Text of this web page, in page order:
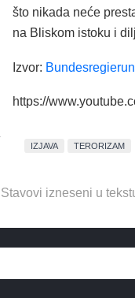
što nikada neće
na Bliskom istoku i
Izvor:
https://
IZJAVA TERORIZAM
Stavovi izneseni u